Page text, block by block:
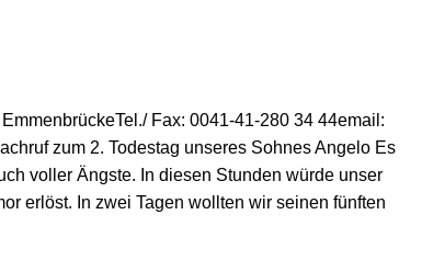
Fax: 0041-41-280 34 44email:
zum 2. Todestag unseres Sohnes Angelo Es
voller Ängste. In diesen Stunden würde unser
erlöst. In zwei Tagen wollten wir seinen fünften